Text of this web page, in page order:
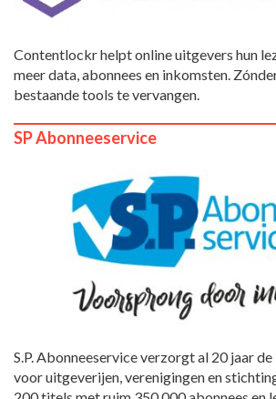
Contentlockr helpt online uitgevers hun
meer data, abonnees en inkomsten.
bestaande tools te vervangen.
SP Abonneeservice
S.P. Abonneeservice verzorgt al 20 jaar
voor uitgeverijen, verenigingen en